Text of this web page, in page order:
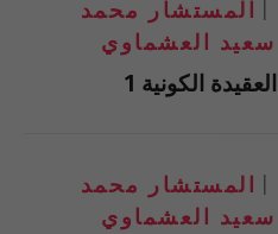
المستشار محمد
سعيد العشماوي
العقيدة الكونية 1
المستشار محمد
سعيد العشماوي